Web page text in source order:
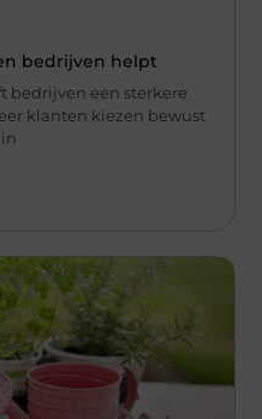
bedrijven helpt
bedrijven een sterkere
klanten kiezen bewust